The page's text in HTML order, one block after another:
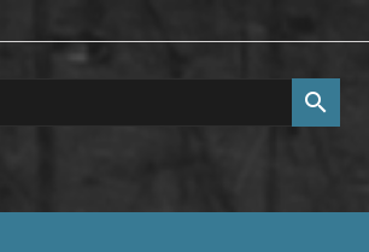
